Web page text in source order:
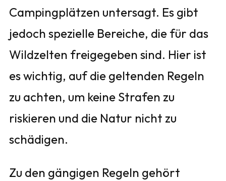
Campingplätzen untersagt. Es gibt
jedoch spezielle Bereiche, die für das
Wildzelten freigegeben sind. Hier ist
es wichtig, auf die geltenden Regeln
zu achten, um keine Strafen zu
riskieren und die Natur nicht zu
schädigen.
Zu den gängigen Regeln gehört